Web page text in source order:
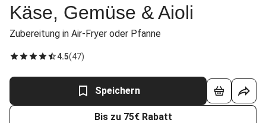
Käse, Gemüse & Aioli
Zubereitung in Air-Fryer oder Pfanne
4.5(47)
Speichern
Bis zu 75€ Rabatt